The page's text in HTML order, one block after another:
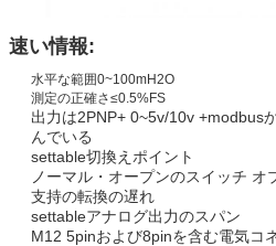
速い情報:
水平な範囲0~100mH2O
測定の正確さ≤0.5%FS
出力は2PNP+ 0~5v/10v +modbus
んでいる
settable切換えポイント
ノーマル・オープンのスイッチ オ
支持の転換の遅れ
settableアナログ出力のスパン
M12 5pinおよび8pinを含む電気コ